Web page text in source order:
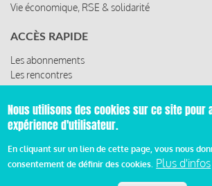
Vie économique, RSE & solidarité
ACCÈS RAPIDE
Les abonnements
Les rencontres
Les ressources
© 2019 Miroir Social - Réalisé par
Mentions légales et condition générale
Nous utilisons des cookies sur ce site pour
expérience d'utilisateur.
En cliquant sur un lien de cette page, vous nous
consentement de définir des cookies. Plus d'infos